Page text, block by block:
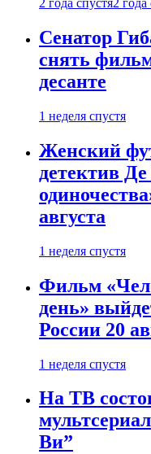
2 года спустя2 года
Сенатор
снять
десанте
1 неделя спустя
Женский
детектив
августа
1 неделя спустя
Фильм
день»
России 20
1 неделя спустя
На ТВ
Ви”